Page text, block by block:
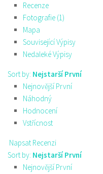
Recenze
Fotografie (1)
Mapa
Související Výpisy
Nedaleké Výpisy
Sort by: Nejstarší První
Nejnovější První
Náhodný
Hodnocení
Vstřícnost
Napsat Recenzi
Sort by: Nejstarší První
Nejnovější První